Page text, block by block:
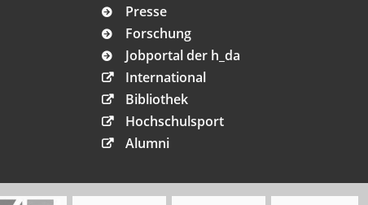
Presse
Forschung
Jobportal der h_da
International
Bibliothek
Hochschulsport
Alumni